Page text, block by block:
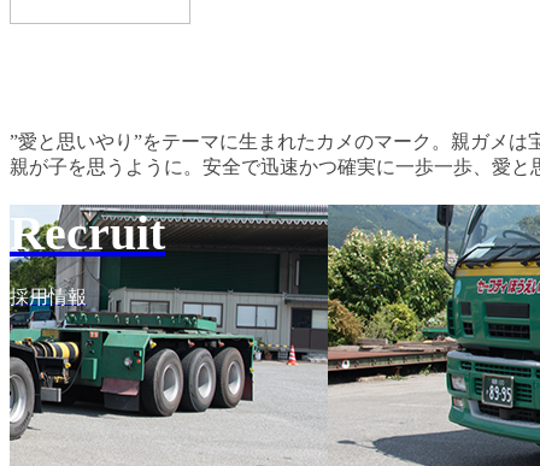
”愛と思いやり”をテーマに生まれたカメのマーク。親ガメ
親が子を思うように。安全で迅速かつ確実に一歩一歩、愛
Recruit
採用情報